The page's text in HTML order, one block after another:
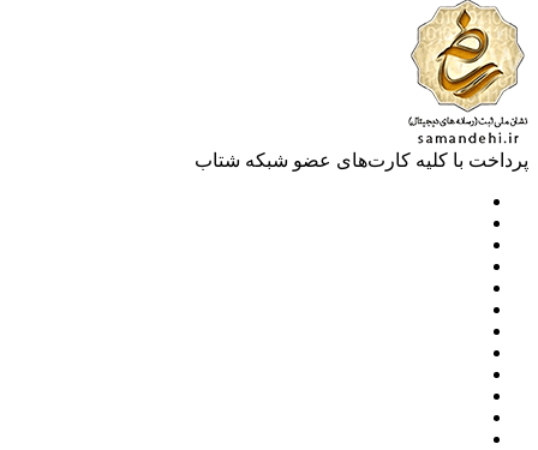
با کلیه کارت‌های عضو شبکه شتاب